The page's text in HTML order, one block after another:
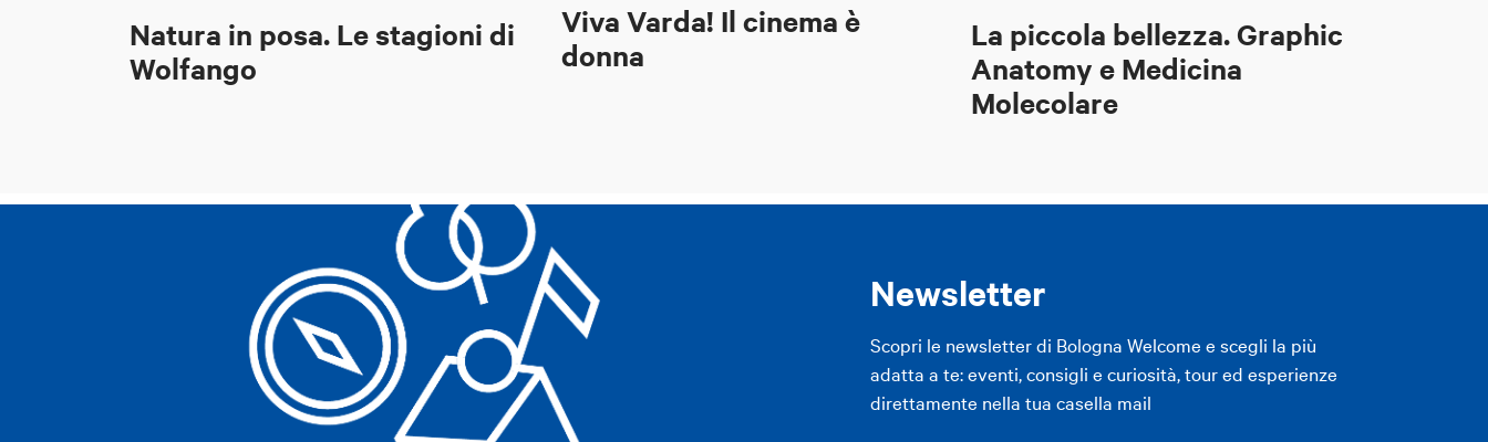
Natura in posa. Le stagioni di
Wolfango
Viva Varda! Il cinema è
donna
La piccola bellezza. Graphic
Anatomy e Medicina
Molecolare
Newsletter
Scopri le newsletter di Bologna Welcome e scegli la più
adatta a te: eventi, consigli e curiosità, tour ed esperienze
direttamente nella tua casella mail